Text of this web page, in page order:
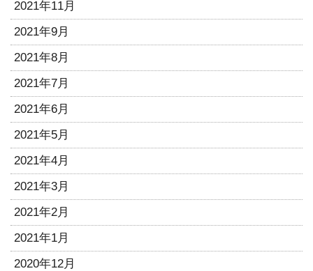
2021年11月
2021年9月
2021年8月
2021年7月
2021年6月
2021年5月
2021年4月
2021年3月
2021年2月
2021年1月
2020年12月